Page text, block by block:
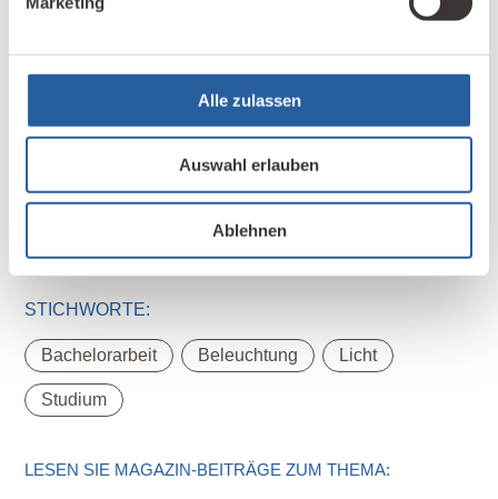
Alle zulassen
Auswahl erlauben
Ablehnen
STICHWORTE:
Bachelorarbeit , Beleuchtung , Licht
Studium
LESEN SIE MAGAZIN-BEITRÄGE ZUM THEMA: